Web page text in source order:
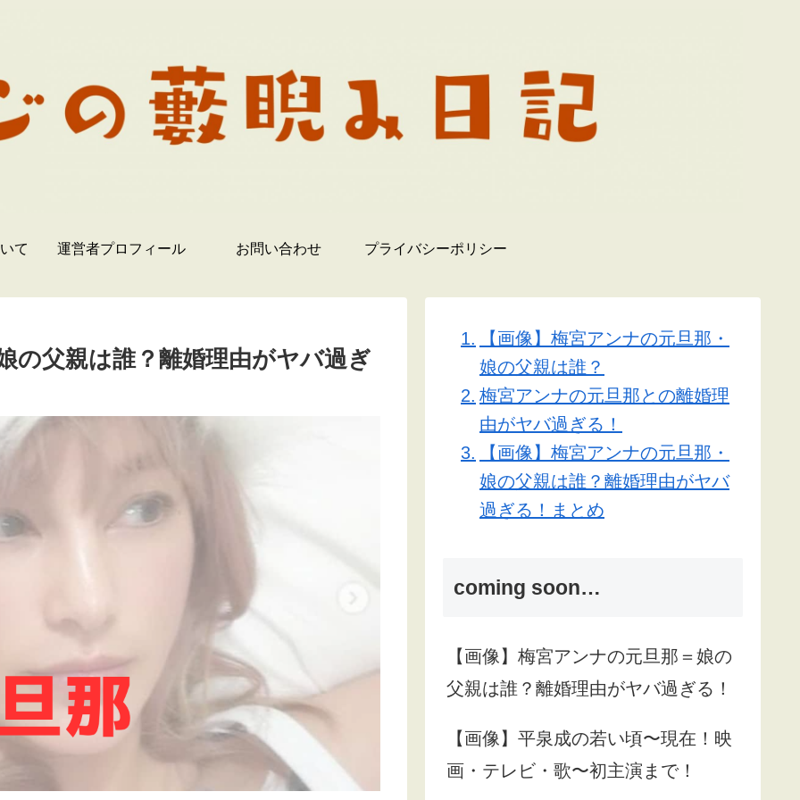
て 運営者プロフィール お問い合わせ プライバシーポリシー
の父親は誰？離婚理由がヤバ過ぎ
【画像】梅宮アンナの元旦那・
娘の父親は誰？
梅宮アンナの元旦那との離婚理
由がヤバ過ぎる！
【画像】梅宮アンナの元旦那・
娘の父親は誰？離婚理由がヤバ
過ぎる！まとめ
coming soon…
【画像】梅宮アンナの元旦那＝娘の
父親は誰？離婚理由がヤバ過ぎる！
【画像】平泉成の若い頃〜現在！映
画・テレビ・歌〜初主演まで！